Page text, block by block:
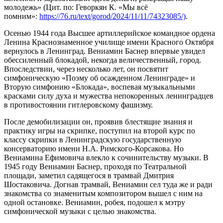
молодежь» (Цит. по: Геворкян К. «Мы всё
помним»: https://76.ru/text/gorod/2024/11/11/74323085/).
Осенью 1944 года Высшее артиллерийское командное ордена
Ленина Краснознаменное училище имени Красного Октября
вернулось в Ленинград. Вениамин Баснер впервые увидел
обессиленный блокадой, некогда величественный, город.
Впоследствии, через несколько лет, он посвятит
симфоническую «Поэму об осажденном Ленинграде» и
Вторую симфонию «Блокада», воспевая музыкальными
красками силу духа и мужества непокоренных ленинградцев
в противостоянии гитлеровскому фашизму.
После демобилизации он, проявив блестящие знания и
практику игры на скрипке, поступил на второй курс по
классу скрипки в Ленинградскую государственную
консерваторию имени Н.А. Римского-Корсакова. Но
Вениамина Ефимовича влекло к сочинительству музыки. В
1945 году Вениамин Баснер, проходя по Театральной
площади, заметил садящегося в трамвай Дмитрия
Шостаковича. Догнав трамвай, Вениамин сел туда же и ради
знакомства со знаменитым композитором вышел с ним на
одной остановке. Вениамин, робея, подошел к мэтру
симфонической музыки с целью знакомства.